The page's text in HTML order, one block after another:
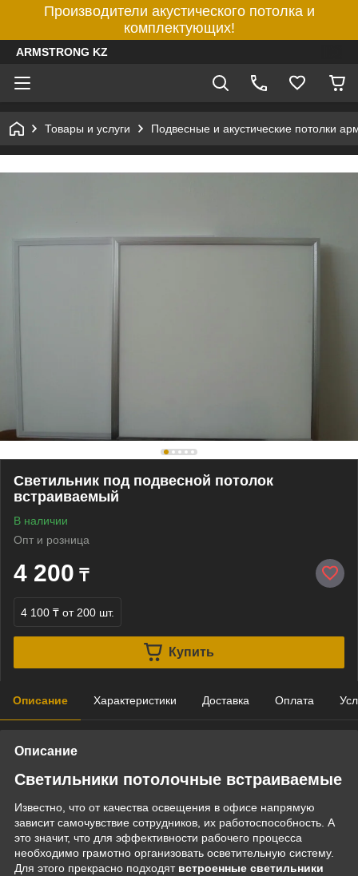
Производители акустического потолка и
комплектующих!
ARMSTRONG KZ
Товары и услуги Подвесные и акустические потолки
Светильник под подвесной потолок
встраиваемый
В наличии
Опт и розница
4 200 ₸
4 100 ₸ от 200 шт.
Купить
Описание Характеристики Доставка Оплата
Описание
Светильники потолочные встраиваемые
Известно, что от качества освещения в офисе напрямую
зависит самочувствие сотрудников, их работоспособность. А
это значит, что для эффективности рабочего процесса
необходимо грамотно организовать осветительную систему.
Для этого прекрасно подходят встроенные светильники